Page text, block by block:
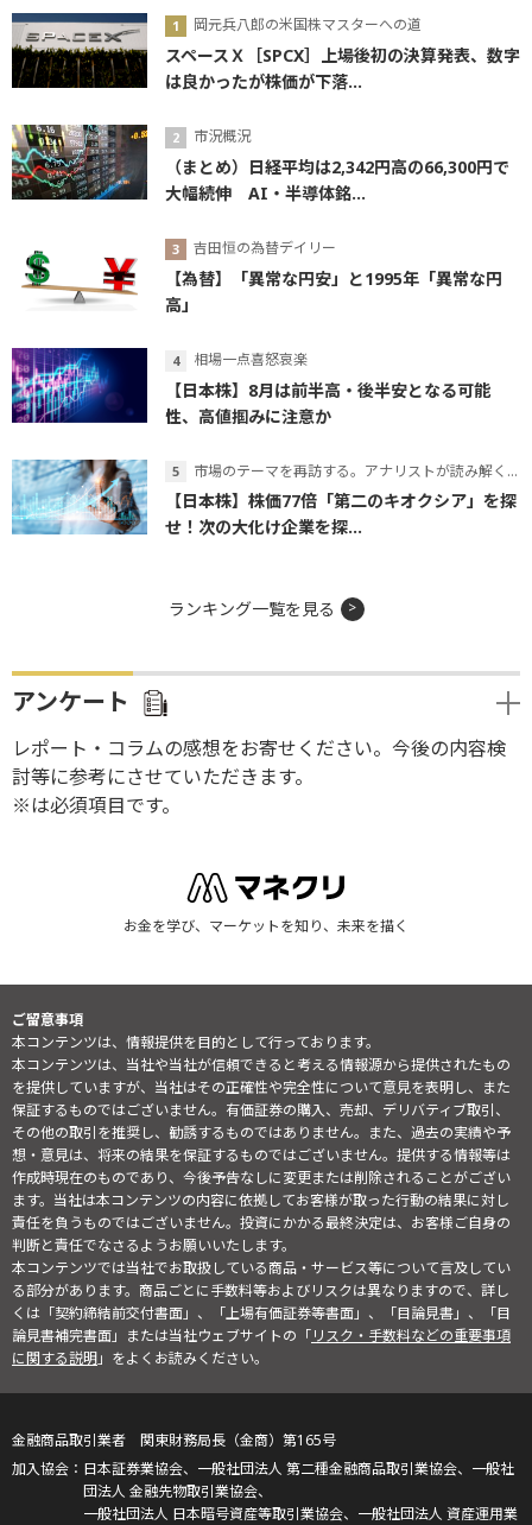
岡元兵八郎の米国株マスターへの道
スペースＸ［SPCX］上場後初の決算発表、数字
は良かったが株価が下落...
市況概況
（まとめ）日経平均は2,342円高の66,300円で
大幅続伸 AI・半導体銘...
吉田恒の為替デイリー
【為替】「異常な円安」と1995年「異常な円
高」
相場一点喜怒哀楽
【日本株】8月は前半高・後半安となる可能
性、高値掴みに注意か
市場のテーマを再訪する。アナリストが読み解くテーマの本質
【日本株】株価77倍「第二のキオクシア」を探
せ！次の大化け企業を探...
ランキング一覧を見る
アンケート
レポート・コラムの感想をお寄せください。今後の内容検
討等に参考にさせていただきます。
※は必須項目です。
お金を学び、マーケットを知り、未来を描く
ご留意事項
本コンテンツは、情報提供を目的として行っております。
本コンテンツは、当社や当社が信頼できると考える情報源から提供されたもの
を提供していますが、当社はその正確性や完全性について意見を表明し、また
保証するものではございません。有価証券の購入、売却、デリバティブ取引、
その他の取引を推奨し、勧誘するものではありません。また、過去の実績や予
想・意見は、将来の結果を保証するものではございません。提供する情報等は
作成時現在のものであり、今後予告なしに変更または削除されることがござい
ます。当社は本コンテンツの内容に依拠してお客様が取った行動の結果に対し
責任を負うものではございません。投資にかかる最終決定は、お客様ご自身の
判断と責任でなさるようお願いいたします。
本コンテンツでは当社でお取扱している商品・サービス等について言及してい
る部分があります。商品ごとに手数料等およびリスクは異なりますので、詳し
くは「契約締結前交付書面」、「上場有価証券等書面」、「目論見書」、「目
論見書補完書面」または当社ウェブサイトの「リスク・手数料などの重要事項
に関する説明」をよくお読みください。
金融商品取引業者 関東財務局長（金商）第165号
日本証券業協会、一般社団法人 第二種金融商品取引業協会、一般社
団法人 金融先物取引業協会、
一般社団法人 日本暗号資産等取引業協会、一般社団法人 資産運用業